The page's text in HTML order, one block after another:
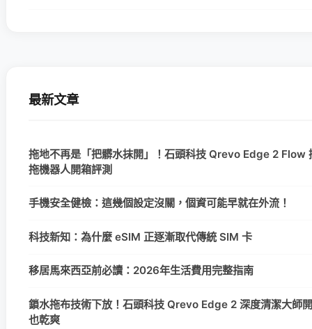
最新文章
拖地不再是「把髒水抹開」！石頭科技 Qrevo Edge 2 Flow
拖機器人開箱評測
手機安全健檢：這幾個設定沒關，個資可能早就在外流！
科技新知：為什麼 eSIM 正逐漸取代傳統 SIM 卡
移居馬來西亞前必讀：2026年生活費用完整指南
鎖水拖布技術下放！石頭科技 Qrevo Edge 2 深度清潔大師
也乾爽